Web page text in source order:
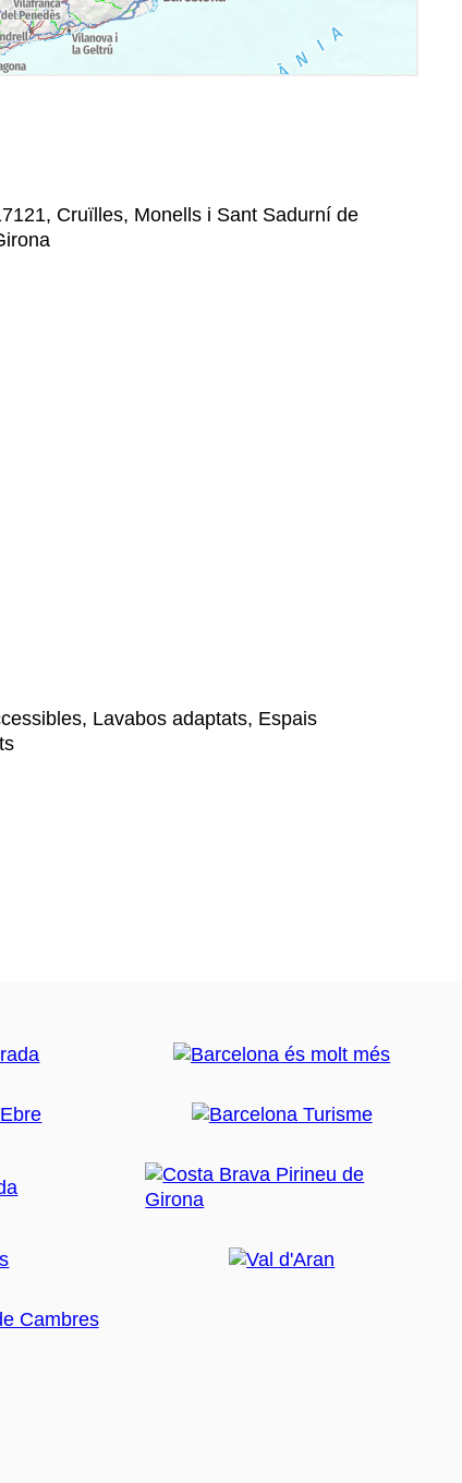
Cruïlles, Monells i Sant Sadurní de
Lavabos adaptats, Espais